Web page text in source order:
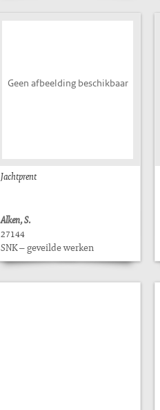
Geen afbeelding beschikbaar
Jachtprent
Alken, S.
27144
SNK – geveilde werken